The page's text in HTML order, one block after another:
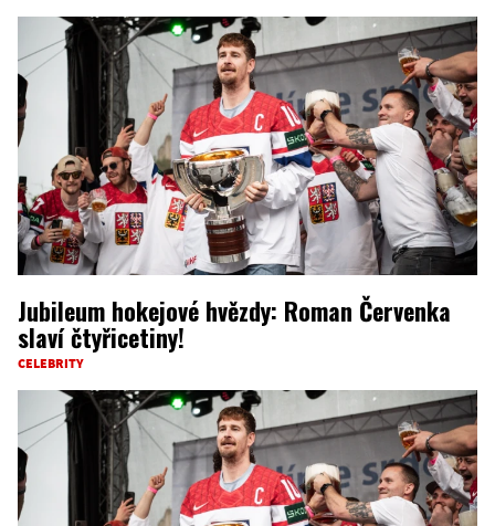
Jubileum hokejové hvězdy: Roman Červenka
slaví čtyřicetiny!
CELEBRITY